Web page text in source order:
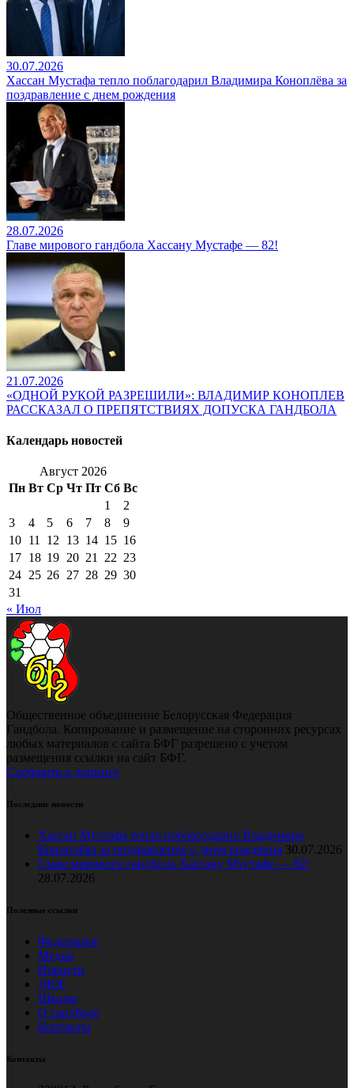
30.07.2026
Хассан Мустафа тепло поблагодарил Владимира Коноплёва за
поздравление с днем рождения
28.07.2026
Главе мирового гандбола Хассану Мустафе — 82!
21.07.2026
«ОДНОЙ РУКОЙ РАЗРЕШИЛИ»: ВЛАДИМИР КОНОПЛЕВ
РАССКАЗАЛ О ПРЕПЯТСТВИЯХ ДОПУСКА ГАНДБОЛА
Календарь новостей
Август 2026
Пн Вт Ср Чт Пт Сб Вс
1
2
3
4 5 6 7 8
9
10 11 12 13 14 15 16
17 18 19 20 21 22 23
24 25 26 27 28 29 30
31
« Июл
Общественное объединение Белорусская Федерация
Гандбола. Копирование и размещение на сторонних ресурсах
любых материалов с сайта БФГ разрешено с учетом
размещения ссылки на сайт БФГ.
Сообщить о допинге
Последние новости
Хассан Мустафа тепло поблагодарил Владимира
Коноплёва за поздравление с днем рождения 30.07.2026
Главе мирового гандбола Хассану Мустафе — 82!
28.07.2026
Полезные ссылки
Федерация
Медиа
Новости
ДЮГ
Школы
О гандболе
Контакты
Контакты